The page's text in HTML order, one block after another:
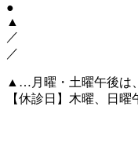
●
▲
／
／
▲ …月曜・土曜午後は
【休診日】木曜、日